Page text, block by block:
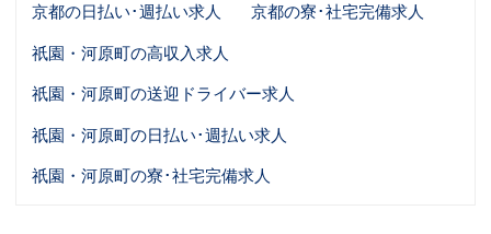
京都の日払い･週払い求人
京都の寮･社宅完備求人
祇園・河原町の高収入求人
祇園・河原町の送迎ドライバー求人
祇園・河原町の日払い･週払い求人
祇園・河原町の寮･社宅完備求人